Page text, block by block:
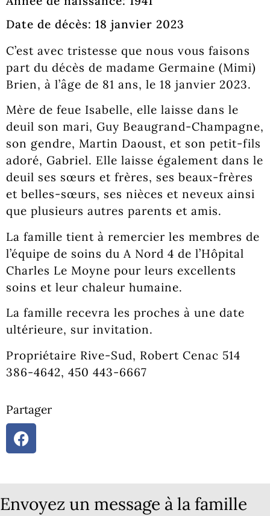
Date de décès: 18 janvier 2023
C’est avec tristesse que nous vous faisons
part du décès de madame Germaine (Mimi)
Brien, à l’âge de 81 ans, le 18 janvier 2023.
Mère de feue Isabelle, elle laisse dans le
deuil son mari, Guy Beaugrand-Champagne,
son gendre, Martin Daoust, et son petit-fils
adoré, Gabriel. Elle laisse également dans le
deuil ses sœurs et frères, ses beaux-frères
et belles-sœurs, ses nièces et neveux ainsi
que plusieurs autres parents et amis.
La famille tient à remercier les membres de
l’équipe de soins du A Nord 4 de l’Hôpital
Charles Le Moyne pour leurs excellents
soins et leur chaleur humaine.
La famille recevra les proches à une date
ultérieure, sur invitation.
Propriétaire Rive-Sud, Robert Cenac 514
386-4642, 450 443-6667
Partager
Envoyez un message à la famille